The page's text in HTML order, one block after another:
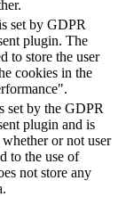
set by GDPR
plugin. The
to store the user
cookies in the
set by the GDPR
plugin and is
whether or not user
to the use of
not store any